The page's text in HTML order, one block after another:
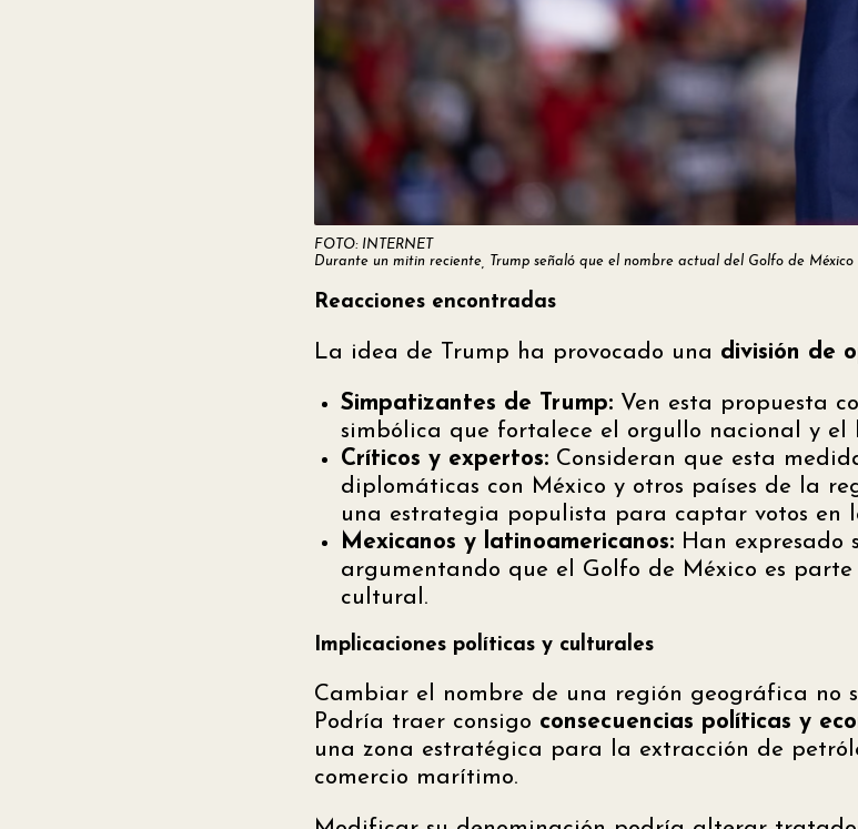
FOTO: INTERNET
Durante un mitin reciente, Trump señaló que el nombre actual del Golfo de México
Reacciones encontradas
La idea de Trump ha provocado una división de
Simpatizantes de Trump: Ven esta propuesta
simbólica que fortalece el orgullo nacional y el
Críticos y expertos: Consideran que esta
diplomáticas con México y otros países de la
una estrategia populista para captar votos en
Mexicanos y latinoamericanos: Han expresado
argumentando que el Golfo de México es
cultural.
Implicaciones políticas y culturales
Cambiar el nombre de una región geográfica no
Podría traer consigo consecuencias políticas y
una zona estratégica para la extracción de
comercio marítimo.